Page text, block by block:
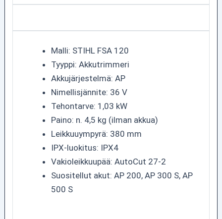
Malli: STIHL FSA 120
Tyyppi: Akkutrimmeri
Akkujärjestelmä: AP
Nimellisjännite: 36 V
Tehontarve: 1,03 kW
Paino: n. 4,5 kg (ilman akkua)
Leikkuuympyrä: 380 mm
IPX-luokitus: IPX4
Vakioleikkuupää: AutoCut 27-2
Suositellut akut: AP 200, AP 300 S, AP
500 S